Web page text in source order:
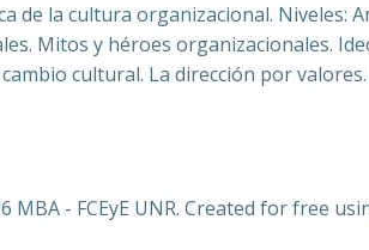
de la cultura organizacional. Niveles:
Mitos y héroes organizacionales.
cultural. La dirección por
MBA - FCEyE UNR. Created for free